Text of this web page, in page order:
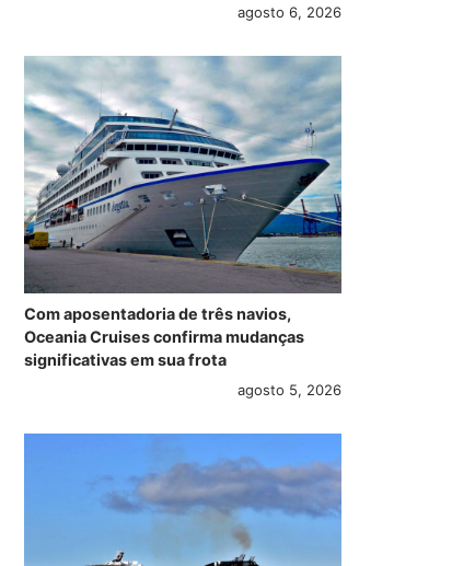
após 2 anos e se
banda do temático
julho 12, 2017
Norwegian Cruise
roteiros para 2018
e segundo navio
com all-inclusive
julho 12, 2017
agosto 6, 2026
Com aposentadoria de três navios,
Oceania Cruises confirma mudanças
significativas em sua frota
agosto 5, 2026